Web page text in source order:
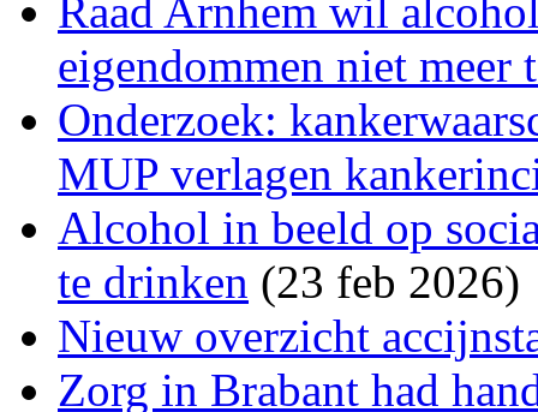
Raad Arnhem wil
eigendommen niet meer
Onderzoek:
MUP verlagen
Alcohol in beeld op
te drinken (23 feb 2026)
Nieuw overzicht
Zorg in Brabant had